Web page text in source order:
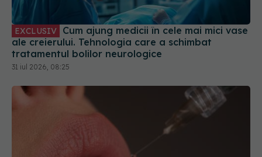
EXCLUSIV
ale creierului. Tehnologia care a schimbat
tratamentul bolilor neurologice
31 iul 2026, 08:25